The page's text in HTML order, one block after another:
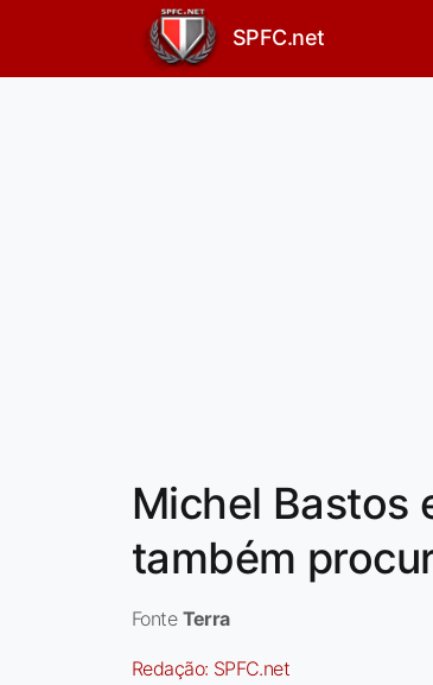
SPFC.net
Michel Bastos
também
Fonte Terra
Redação: SPFC.net